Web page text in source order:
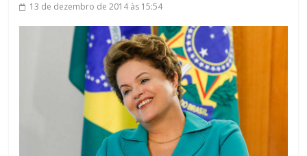
13 de dezembro de 2014às 15:54